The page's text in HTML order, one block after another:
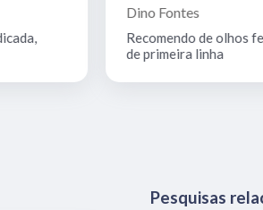
Dino Fontes
Recomendo de olhos
de primeira linha
Pesquisas